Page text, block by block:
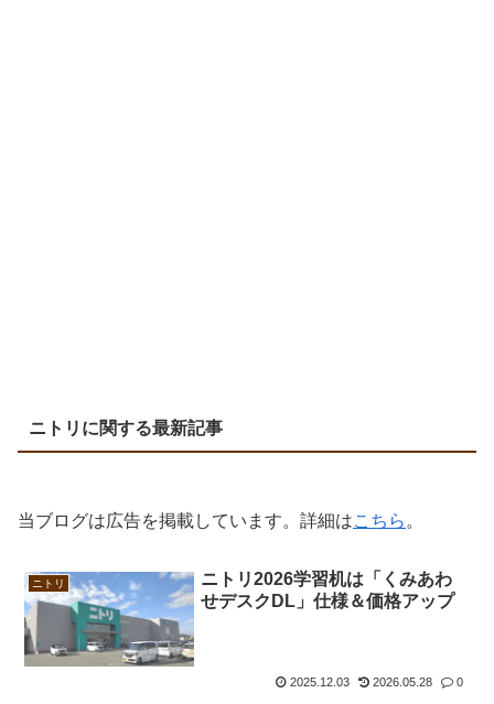
ニトリに関する最新記事
当ブログは広告を掲載しています。詳細はこちら 。
ニトリ
ニトリ2026学習机は「くみあわ
せデスクDL」仕様＆価格アップ
2025.12.03 2026.05.28 0